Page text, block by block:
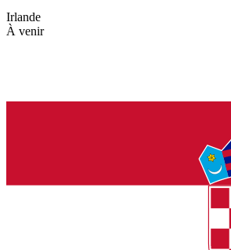
Irlande
À venir